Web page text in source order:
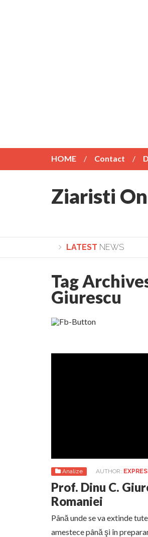
HOME Contact
Ziaristi
LATEST NEWS
Lepădarea de sine și
Tag
Giurescu
Analize AUTHOR:
Prof. Dinu C.
Romaniei
Până unde se va extinde
amestece până şi în